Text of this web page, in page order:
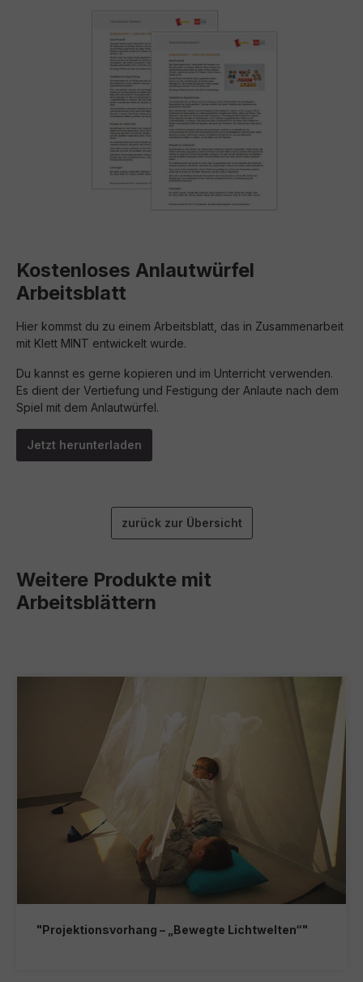
Kostenloses Anlautwürfel
Arbeitsblatt
Hier kommst du zu einem Arbeitsblatt, das in Zusammenarbeit
mit Klett MINT entwickelt wurde.
Du kannst es gerne kopieren und im Unterricht verwenden.
Es dient der Vertiefung und Festigung der Anlaute nach dem
Spiel mit dem Anlautwürfel.
Jetzt herunterladen
zurück zur Übersicht
Weitere Produkte mit
Arbeitsblättern
"Projektionsvorhang – „Bewegte Lichtwelten“"